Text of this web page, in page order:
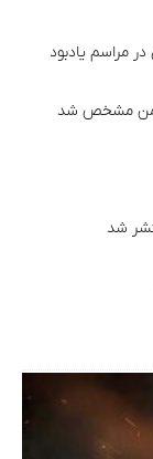
مراسم یادبود
مشخص شد
شد